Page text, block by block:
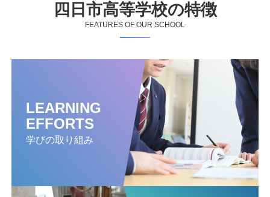
四日市高等学校の特徴
FEATURES OF OUR SCHOOL
LEARNING
EFFORTS
学びの取り組み